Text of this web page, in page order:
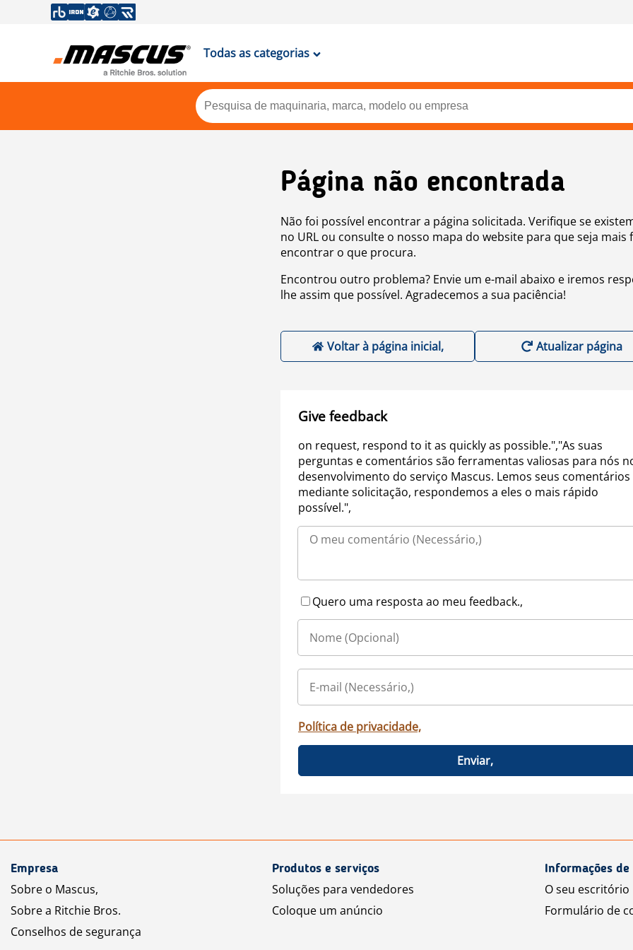
Todas as categorias
Página não encontrada
Não foi possível encontrar a página solicitada. Verifique se
no URL ou consulte o nosso mapa do website para que seja mais
encontrar o que procura.
Encontrou outro problema? Envie um e-mail abaixo e iremos
lhe assim que possível. Agradecemos a sua paciência!
Voltar à página inicial, Atualizar página
Give feedback
on request, respond to it as quickly as possible.","As suas
perguntas e comentários são ferramentas valiosas para nós
desenvolvimento do serviço Mascus. Lemos seus comentários
mediante solicitação, respondemos a eles o mais rápido
possível.",
Quero uma resposta ao meu feedback.,
Política de privacidade,
Enviar,
Empresa
Sobre o Mascus,
Sobre a Ritchie Bros.
Conselhos de segurança
Produtos e serviços
Soluções para vendedores
Coloque um anúncio
Informações
O seu escritório
Formulário de